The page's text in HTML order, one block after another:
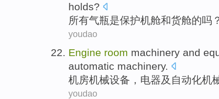
holds?
所有气瓶是保护机舱和货舱的吗
youdao
Engine room machinery and
automatic machinery.
机房机械设备 ， 电器及 自动化机
youdao